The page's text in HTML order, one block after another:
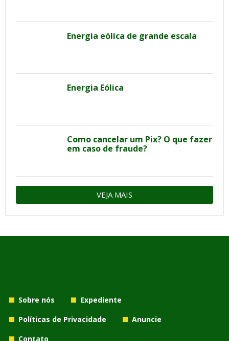
Energia eólica de grande escala
Energia Eólica
Como cancelar um Pix? O que fazer
em caso de fraude?
VEJA MAIS
Sobre nós
Expediente
Políticas de Privacidade
Anuncie
Contato